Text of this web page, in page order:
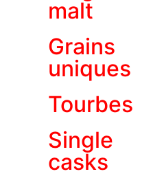
malt
Grains
uniques
Tourbes
Single
casks